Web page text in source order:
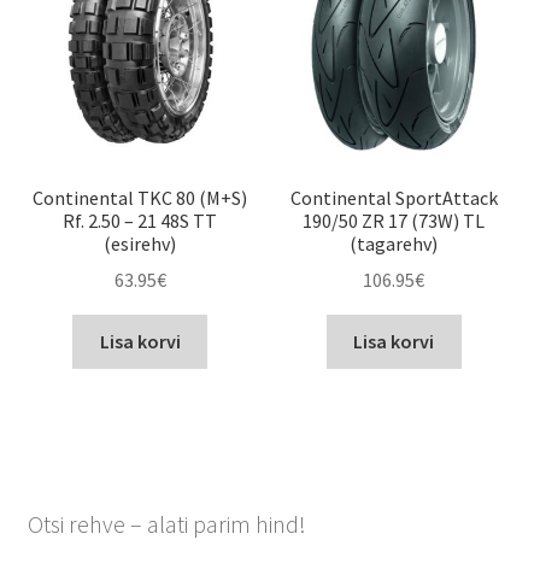
Continental TKC 80 (M+S)
Rf. 2.50 – 21 48S TT
(esirehv)
63.95€
Lisa korvi
Continental SportAttack
190/50 ZR 17 (73W) TL
(tagarehv)
106.95€
Lisa korvi
Otsi rehve – alati parim hind!